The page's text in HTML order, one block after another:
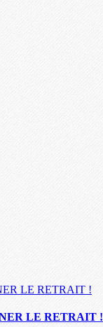
LE RETRAIT !